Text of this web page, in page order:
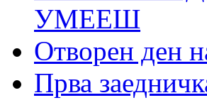
УМЕЕШ
Отворен ден
Прва